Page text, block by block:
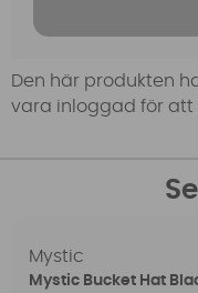
Den här produkten
vara inloggad för att
Mystic
Mystic Bucket Hat